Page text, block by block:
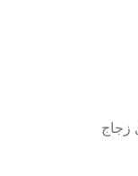
زجاج